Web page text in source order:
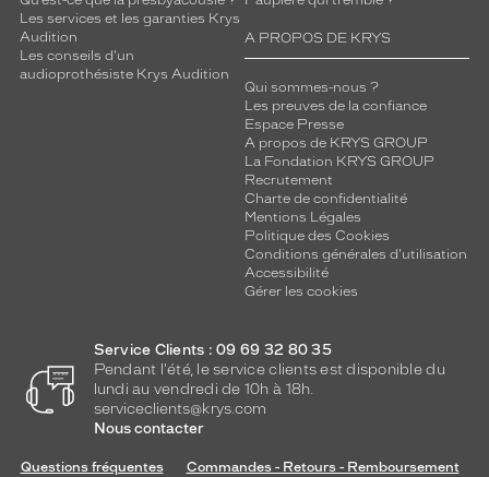
Les services et les garanties Krys
Audition
Les conseils d'un
audioprothésiste Krys Audition
A PROPOS DE KRYS
Qui sommes-nous ?
Les preuves de la confiance
Espace Presse
A propos de KRYS GROUP
La Fondation KRYS GROUP
Recrutement
Charte de confidentialité
Mentions Légales
Politique des Cookies
Conditions générales d'utilisation
Accessibilité
Gérer les cookies
Service Clients : 09 69 32 80 35
Pendant l'été, le service clients est disponible du
lundi au vendredi de 10h à 18h.
serviceclients@krys.com
Nous contacter
Questions fréquentes
Commandes - Retours - Remboursement